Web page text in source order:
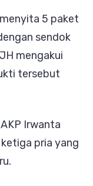
5 paket
sendok
mengakui
tersebut
Irwanta
pria yang